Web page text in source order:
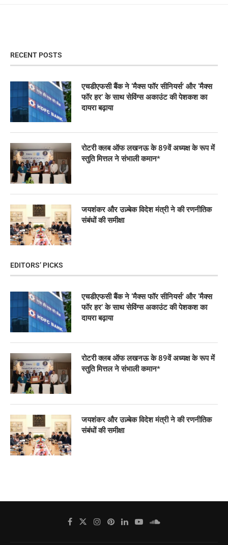
RECENT POSTS
एचडीएफसी बैंक ने ‘मैक्स फॉर सीनियर्स’ और ‘मैक्स
फॉर हर’ के साथ सेविंग्स अकाउंट की पेशकश का
दायरा बढ़ाया
रोटरी क्लब ऑफ लखनऊ के 89वें अध्यक्ष के रूप में
स्तुति मित्तल ने संभाली कमान*
जयशंकर और उज़्बेक विदेश मंत्री ने की रणनीतिक
संबंधों की समीक्षा
EDITORS’ PICKS
एचडीएफसी बैंक ने ‘मैक्स फॉर सीनियर्स’ और ‘मैक्स
फॉर हर’ के साथ सेविंग्स अकाउंट की पेशकश का
दायरा बढ़ाया
रोटरी क्लब ऑफ लखनऊ के 89वें अध्यक्ष के रूप में
स्तुति मित्तल ने संभाली कमान*
जयशंकर और उज़्बेक विदेश मंत्री ने की रणनीतिक
संबंधों की समीक्षा